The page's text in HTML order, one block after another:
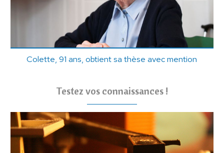
Colette, 91 ans, obtient sa thèse avec mention
Testez vos connaissances !